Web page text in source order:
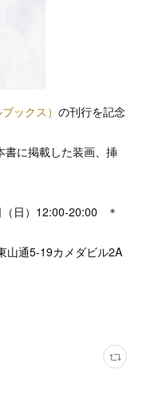
ブックス） の刊行を記念
書に掲載した装画、挿
日）12:00-20:00 ＊
山通5-19カメダビル2A